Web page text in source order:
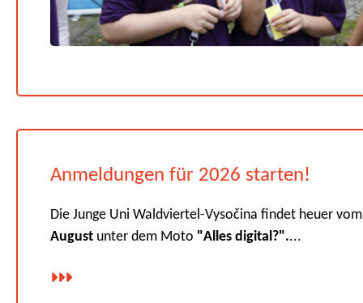
Anmeldungen für 2026 starten!
Die Junge Uni Waldviertel-Vysočina findet heuer
August unter dem Moto "Alles digital?"....